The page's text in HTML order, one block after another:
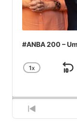
#ANBA 200 –
CHANGE
1X
PREVIOUS
EPISODE